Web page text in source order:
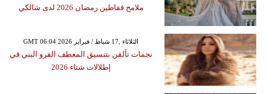
ملامح قفاطين رمضان 2026 لدى شالكي
GMT 06:04 2026 الثلاثاء ,17 شباط / فبراير
نجمات تألقن بتنسيق المعطف الفرو البني في
إطلالات شتاء 2026